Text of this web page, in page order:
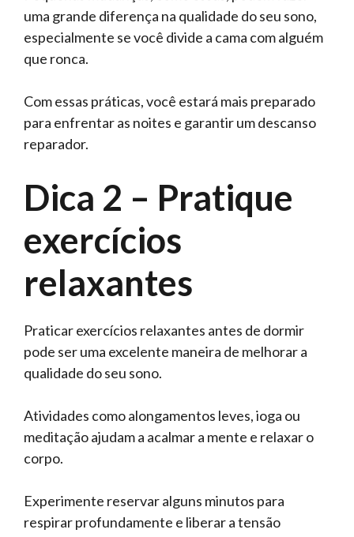
uma grande diferença na qualidade do seu sono,
especialmente se você divide a cama com alguém
que ronca.
Com essas práticas, você estará mais preparado
para enfrentar as noites e garantir um descanso
reparador.
Dica 2 – Pratique
exercícios
relaxantes
Praticar exercícios relaxantes antes de dormir
pode ser uma excelente maneira de melhorar a
qualidade do seu sono.
Atividades como alongamentos leves, ioga ou
meditação ajudam a acalmar a mente e relaxar o
corpo.
Experimente reservar alguns minutos para
respirar profundamente e liberar a tensão